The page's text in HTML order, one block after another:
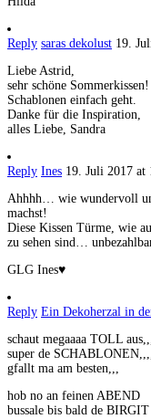
Reply saras dekolust 19.
Liebe Astrid,
sehr schöne
Schablonen einfach geht.
Danke für die Inspiration,
alles Liebe, Sandra
Reply Ines 19. Juli 2017 at
Ahhhh… wie wundervoll
machst!
Diese Kissen Türme, wie
zu sehen sind…
GLG Ines♥
Reply Ein Dekoherzal in
schaut megaaaa TOLL
super de
gfallt ma am besten,,,
hob no an feinen ABEND
bussale bis bald de BIRGIT